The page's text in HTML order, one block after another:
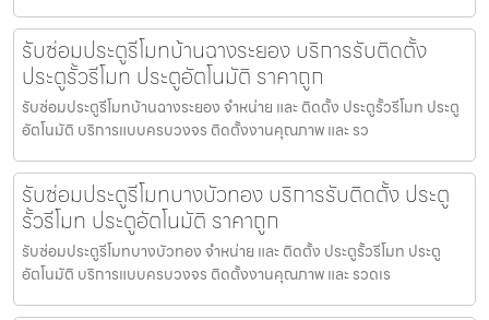
รับซ่อมประตูรีโมทบ้านฉางระยอง บริการรับติดตั้ง
ประตูรั้วรีโมท ประตูอัตโนมัติ ราคาถูก
รับซ่อมประตูรีโมทบ้านฉางระยอง จำหน่าย และ ติดตั้ง ประตูรั้วรีโมท ประตู
อัตโนมัติ บริการแบบครบวงจร ติดตั้งงานคุณภาพ และ รว
รับซ่อมประตูรีโมทบางบัวทอง บริการรับติดตั้ง ประตู
รั้วรีโมท ประตูอัตโนมัติ ราคาถูก
รับซ่อมประตูรีโมทบางบัวทอง จำหน่าย และ ติดตั้ง ประตูรั้วรีโมท ประตู
อัตโนมัติ บริการแบบครบวงจร ติดตั้งงานคุณภาพ และ รวดเร